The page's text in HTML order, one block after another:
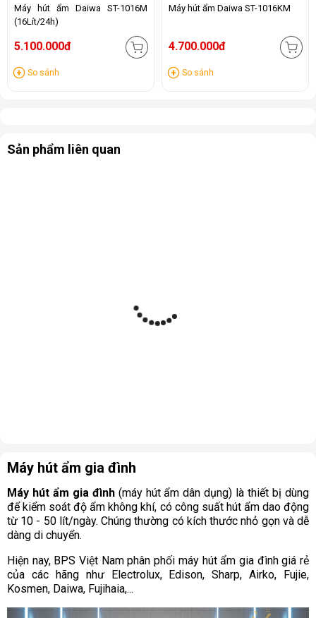
Máy hút ẩm Daiwa ST-1016M
(16Lít/24h)
5.100.000đ
So sánh
Máy hút ẩm Daiwa ST-1016KM
4.700.000đ
So sánh
Sản phẩm liên quan
Máy hút ẩm gia đình
Máy hút ẩm gia đình(máy hút ẩm dân dụng) là thiết bị dùng
để kiểm soát độ ẩm không khí, có công suất hút ẩm dao động
từ 10 - 50 lít/ngày. Chúng thường có kích thước nhỏ gọn và dễ
dàng di chuyển.
Hiện nay, BPS Việt Nam phân phối máy hút ẩm gia đình giá rẻ
của các hãng như Electrolux, Edison, Sharp, Airko, Fujie,
Kosmen, Daiwa, Fujihaia,...